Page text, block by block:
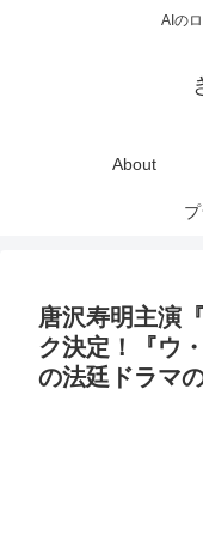
AIの
About
唐沢寿明主演
ク決定！『ウ
の法廷ドラマ